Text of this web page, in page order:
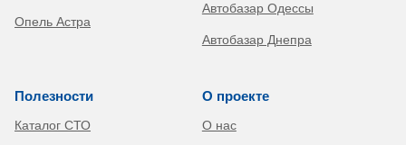
Опель Астра
Автобазар Одессы
Автобазар Днепра
Полезности
Каталог СТО
О проекте
О нас